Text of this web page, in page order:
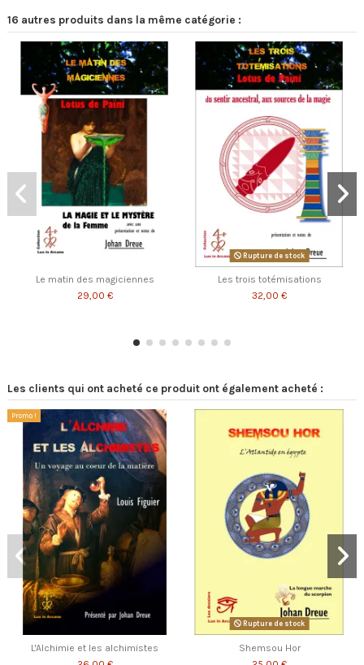
16 autres produits dans la même catégorie :
Le matin des magiciennes
29,00 €
Rupture de stock
Les trois totémisations
32,00 €
Les clients qui ont acheté ce produit ont également acheté :
Promo !
L'Alchimie et les alchimistes
Rupture de stock
Shemsou Hor